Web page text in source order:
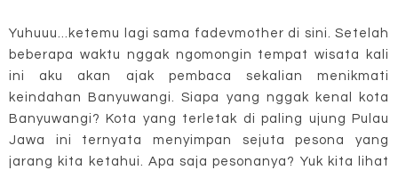
Yuhuuu...ketemu lagi sama fadevmother di sini. Setelah
beberapa waktu nggak ngomongin tempat wisata kali
ini aku akan ajak pembaca sekalian menikmati
keindahan Banyuwangi. Siapa yang nggak kenal kota
Banyuwangi? Kota yang terletak di paling ujung Pulau
Jawa ini ternyata menyimpan sejuta pesona yang
jarang kita ketahui. Apa saja pesonanya? Yuk kita lihat